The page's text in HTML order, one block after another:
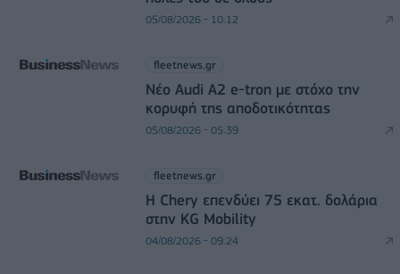
05/08/2026 - 10:12
fleetnews.gr
Νέο Audi A2 e-tron με στόχο την
κορυφή της αποδοτικότητας
05/08/2026 - 05:39
fleetnews.gr
Η Chery επενδύει 75 εκατ. δολάρια
στην KG Mobility
04/08/2026 - 09:24